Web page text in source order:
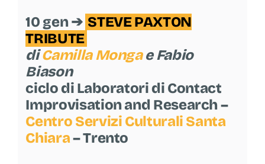
Press
10 gen ➔ STEVE PAXTON
TRIBUTE
diCamilla MongaeFabio
Biason
ciclo di Laboratori di Contact
Improvisation and Research –
Centro Servizi Culturali Santa
Chiara– Trento